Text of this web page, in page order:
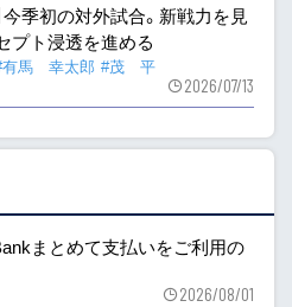
今季初の対外試合。新戦力を見
プト浸透を進める
有馬 幸太郎 #茂 平
2026/07/13
まとめて支払いをご利用の
2026/08/01